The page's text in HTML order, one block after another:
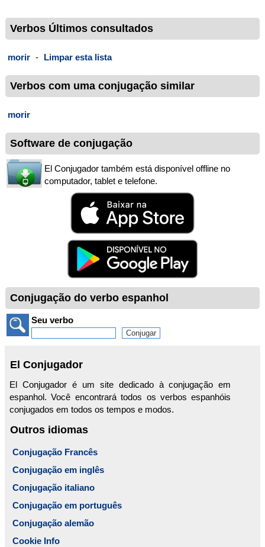
Verbos Últimos consultados
morir - Limpar esta lista
Verbos com uma conjugação similar
morir
Software de conjugação
El Conjugador também está disponível offline no
computador, tablet e telefone.
Conjugação do verbo espanhol
Seu verbo
El Conjugador
El Conjugador é um site dedicado à conjugação em
espanhol. Você encontrará todos os verbos espanhóis
conjugados em todos os tempos e modos.
Outros idiomas
Conjugação Francês
Conjugação em inglês
Conjugação italiano
Conjugação em português
Conjugação alemão
Cookie Info